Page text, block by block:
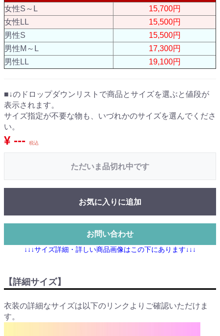
女性S～L
15,700円
女性LL
15,500円
男性S
15,500円
男性M～L
17,300円
男性LL
19,100円
■↓のドロップダウンリストで商品とサイズを選ぶと値段が
表示されます。
サイズ指定が不要な物も、いづれかのサイズを選んでくださ
い。
¥ --- 税込
ただいま品切れ中です
お気に入りに追加
お問い合わせ
↓↓↓サイズ詳細・詳しい商品画像はこの下にあります↓↓↓
【詳細サイズ】
衣装の詳細なサイズは以下のリンクよりご確認いただけま
す。